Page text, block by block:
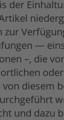
der
zur
—
–, die
von diesem
und dazu